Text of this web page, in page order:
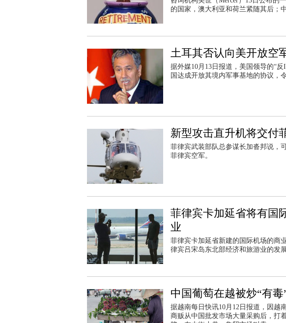
的国家，澳大利亚和荷兰紧随其后；
土耳其否认向美开放空
据外媒10月13日报道，美国领导的“
国达成开放其境内军事基地的协议，
新型攻击直升机将交付
菲律宾武装部队总参谋长加沓邦说，
菲律宾空军。
菲律宾卡加延省将有国
业
菲律宾卡加延省新建的国际机场的商
律宾吕宋岛东北部经济和旅游业的发展
中国葡萄在越被炒“有
据越南每日快讯10月12日报道，因越
商贩从中国批发市场大量采购后，打